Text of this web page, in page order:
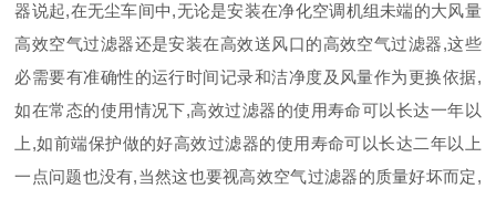
器说起,在无尘车间中,无论是安装在净化空调机组未端的大风量
高效空气过滤器还是安装在高效送风口的高效空气过滤器,这些
必需要有准确性的运行时间记录和洁净度及风量作为更换依据,
如在常态的使用情况下,高效过滤器的使用寿命可以长达一年以
上,如前端保护做的好高效过滤器的使用寿命可以长达二年以上
一点问题也没有,当然这也要视高效空气过滤器的质量好坏而定,